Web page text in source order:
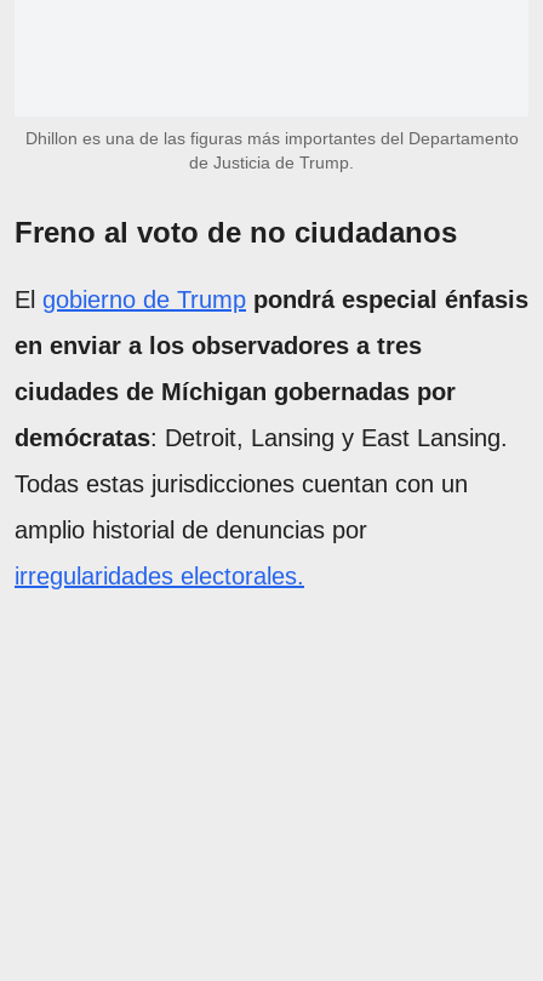
Dhillon es una de las figuras más importantes del Departamento
de Justicia de Trump.
Freno al voto de no ciudadanos
El gobierno de Trump pondrá especial énfasis
en enviar a los observadores a tres
ciudades de Míchigan gobernadas por
demócratas: Detroit, Lansing y East Lansing.
Todas estas jurisdicciones cuentan con un
amplio historial de denuncias por
irregularidades electorales.